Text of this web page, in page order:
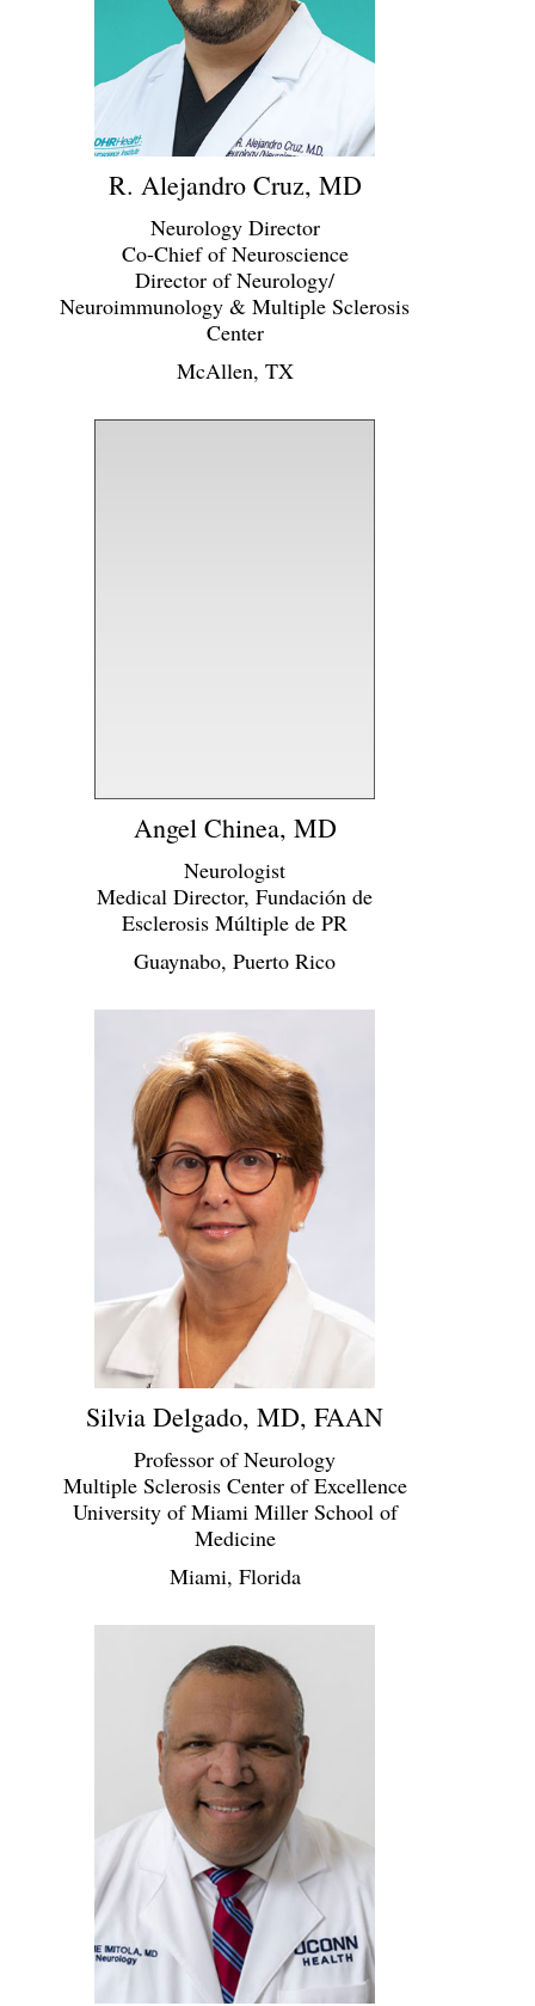
R. Alejandro Cruz, MD
Neurology Director
Co-Chief of Neuroscience
Director of Neurology/
Neuroimmunology & Multiple Sclerosis
Center
McAllen, TX
Angel Chinea, MD
Neurologist
Medical Director, Fundación de
Esclerosis Múltiple de PR
Guaynabo, Puerto Rico
Silvia Delgado, MD, FAAN
Professor of Neurology
Multiple Sclerosis Center of Excellence
University of Miami Miller School of
Medicine
Miami, Florida